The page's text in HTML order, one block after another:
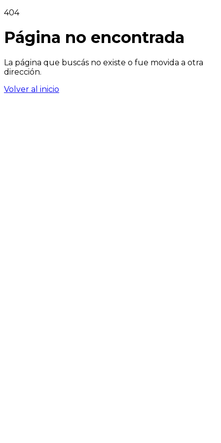
404
Página no encontrada
La página que buscás no existe o fue movida a otra
dirección.
Volver al inicio